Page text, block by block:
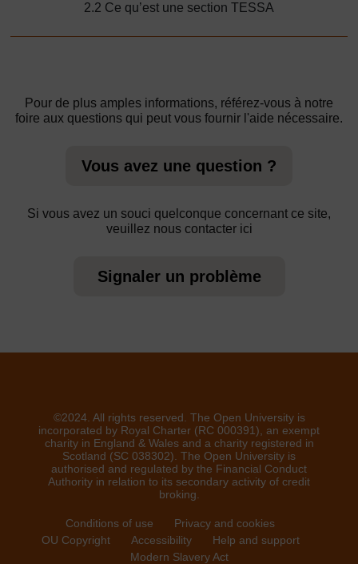
2.2 Ce qu’est une section TESSA
Pour de plus amples informations, référez-vous à notre
foire aux questions qui peut vous fournir l'aide nécessaire.
Vous avez une question ?
Si vous avez un souci quelconque concernant ce site,
veuillez nous contacter ici
Signaler un problème
©2024. All rights reserved. The Open University is
incorporated by Royal Charter (RC 000391), an exempt
charity in England & Wales and a charity registered in
Scotland (SC 038302). The Open University is
authorised and regulated by the Financial Conduct
Authority in relation to its secondary activity of credit
broking.
Conditions of use
Privacy and cookies
OU Copyright
Accessibility
Help and support
Modern Slavery Act